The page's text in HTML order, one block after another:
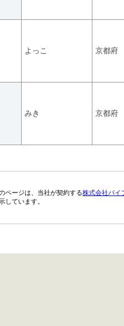
よっこ 京都府
みき 京都府
ページは、当社が契約する株式会社パイ
しています。